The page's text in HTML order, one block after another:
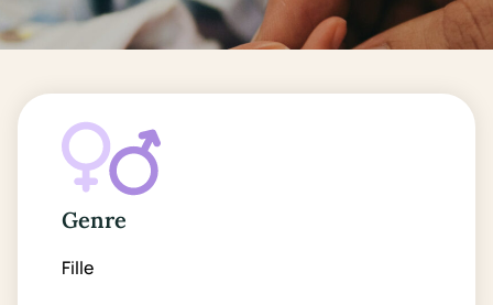
Genre
Fille